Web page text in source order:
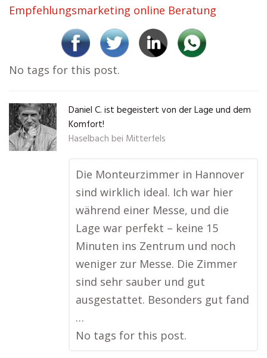
Empfehlungsmarketing online Beratung
No tags for this post.
Daniel C. ist begeistert von der Lage und dem
Komfort!
Haselbach bei Mitterfels
Die Monteurzimmer in Hannover
sind wirklich ideal. Ich war hier
während einer Messe, und die
Lage war perfekt – keine 15
Minuten ins Zentrum und noch
weniger zur Messe. Die Zimmer
sind sehr sauber und gut
ausgestattet. Besonders gut fand
…
No tags for this post.